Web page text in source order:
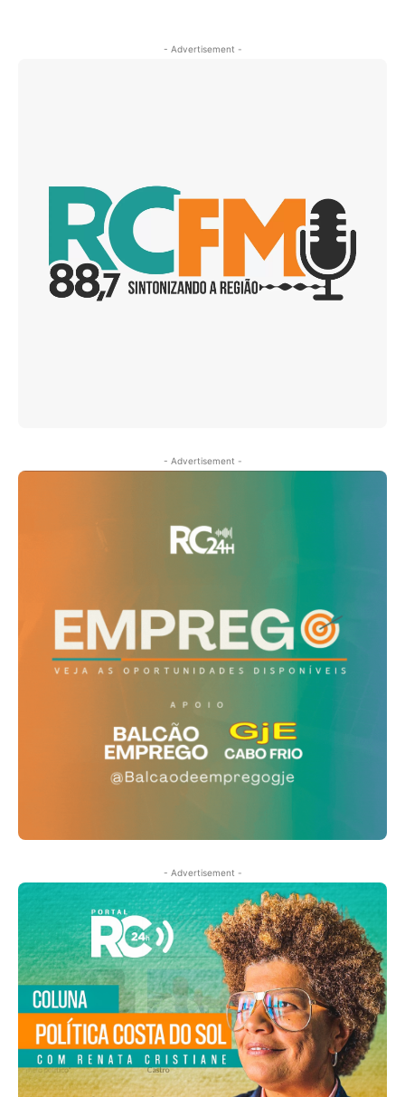
- Advertisement -
- Advertisement -
- Advertisement -